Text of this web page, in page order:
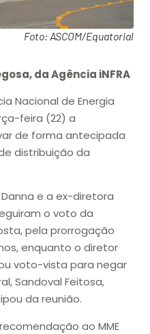
Foto: ASCOM/Equatorial
da Agência iNFRA
Nacional de Energia
feira (22) a
de forma antecipada
distribuição da
e a ex-diretora
o voto da
pela prorrogação
enquanto o diretor
voto-vista para negar
Sandoval Feitosa,
da reunião.
ao MME